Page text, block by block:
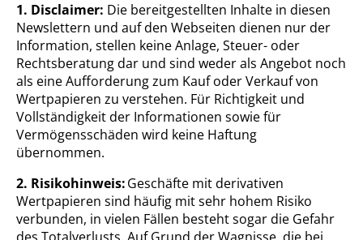
1. Disclaimer: Die bereitgestellten Inhalte in diesen
Newslettern und auf den Webseiten dienen nur der
Information, stellen keine Anlage, Steuer- oder
Rechtsberatung dar und sind weder als Angebot noch
als eine Aufforderung zum Kauf oder Verkauf von
Wertpapieren zu verstehen. Für Richtigkeit und
Vollständigkeit der Informationen sowie für
Vermögensschäden wird keine Haftung
übernommen.
2. Risikohinweis:Geschäfte mit derivativen
Wertpapieren sind häufig mit sehr hohem Risiko
verbunden, in vielen Fällen besteht sogar die Gefahr